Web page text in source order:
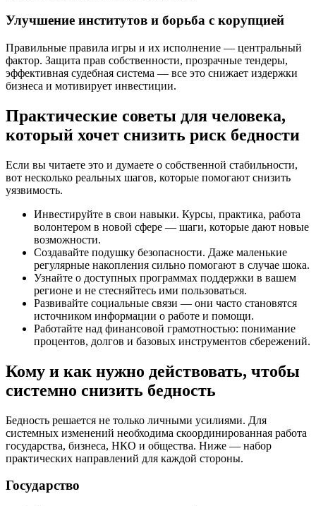
Улучшение институтов и борьба с корупцией
Правильные правила игры и их исполнение — центральный
фактор. Защита прав собственности, прозрачные тендеры,
эффективная судебная система — все это снижает издержки
бизнеса и мотивирует инвестиции.
Практические советы для человека,
который хочет снизить риск бедности
Если вы читаете это и думаете о собственной стабильности,
вот несколько реальных шагов, которые помогают снизить
уязвимость.
Инвестируйте в свои навыки. Курсы, практика, работа
волонтером в новой сфере — шаги, которые дают новые
возможности.
Создавайте подушку безопасности. Даже маленькие
регулярные накопления сильно помогают в случае шока.
Узнайте о доступных программах поддержки в вашем
регионе и не стесняйтесь ими пользоваться.
Развивайте социальные связи — они часто становятся
источником информации о работе и помощи.
Работайте над финансовой грамотностью: понимание
процентов, долгов и базовых инструментов сбережений.
Кому и как нужно действовать, чтобы
системно снизить бедность
Бедность решается не только личными усилиями. Для
системных изменений необходима скоординированная работа
государства, бизнеса, НКО и общества. Ниже — набор
практических направлений для каждой стороны.
Государство